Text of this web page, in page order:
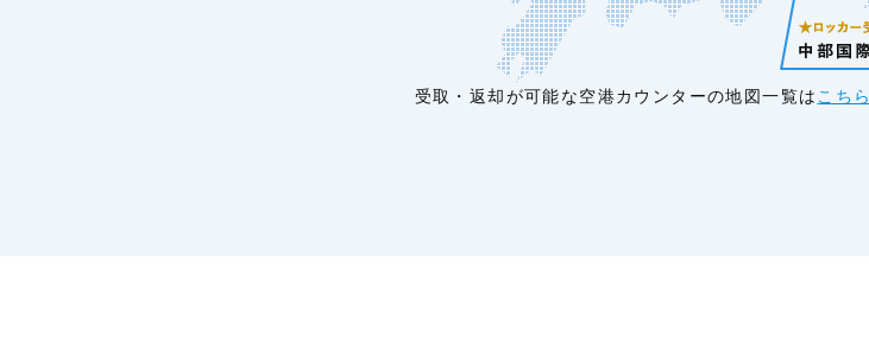
受取・返却が可能な空港カウンターの地図一覧は こちら